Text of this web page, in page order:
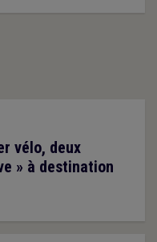
vélo, deux
» à destination